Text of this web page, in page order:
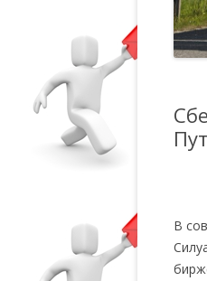
В